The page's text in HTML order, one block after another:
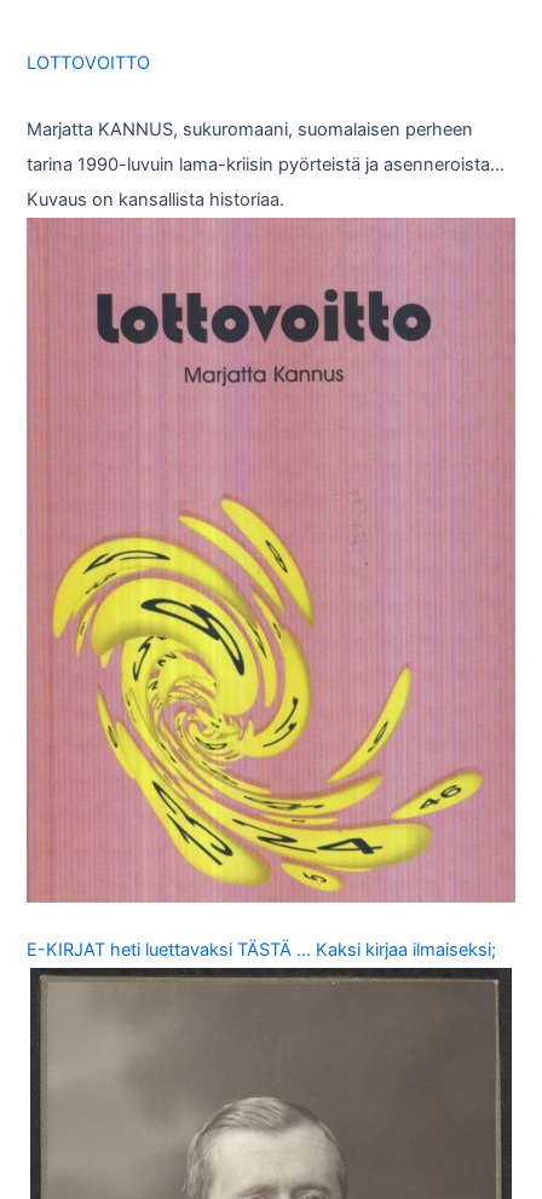
LOTTOVOITTO
Marjatta KANNUS, sukuromaani, suomalaisen perheen
tarina 1990-luvuin lama-kriisin pyörteistä ja asenneroista…
Kuvaus on kansallista historiaa.
E-KIRJAT heti luettavaksi TÄSTÄ … Kaksi kirjaa ilmaiseksi;